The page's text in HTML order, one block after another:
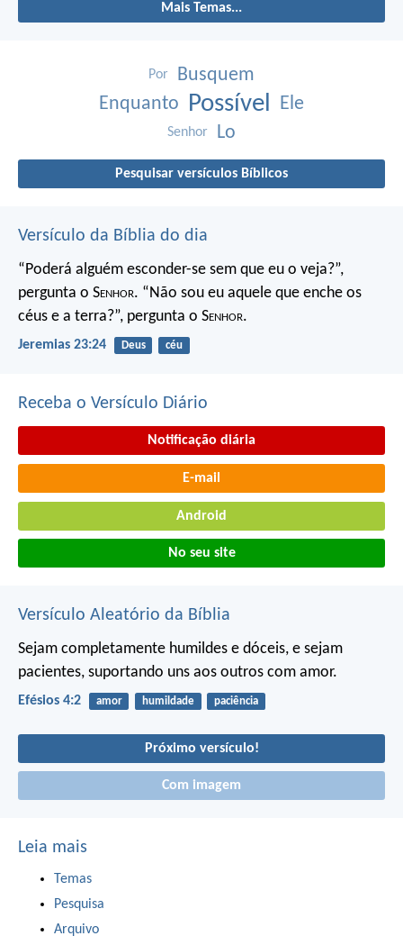
Mais Temas...
Por
Busquem
Enquanto Possível Ele
Senhor Lo
Pesquisar versículos Bíblicos
Versículo da Bíblia do dia
“Poderá alguém esconder-se sem que eu o veja?”,
pergunta o Senhor. “Não sou eu aquele que enche os
céus e a terra?”, pergunta o Senhor.
Jeremias 23:24 Deus céu
Receba o Versículo Diário
Notificação diária
E-mail
Android
No seu site
Versículo Aleatório da Bíblia
Sejam completamente humildes e dóceis, e sejam
pacientes, suportando uns aos outros com amor.
Efésios 4:2 amor humildade paciência
Próximo versículo!
Com imagem
Leia mais
Temas
Pesquisa
Arquivo